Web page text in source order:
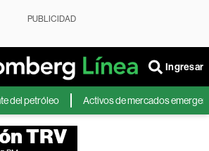
PUBLICIDAD
Ingresar
Activos de mercados emergentes caen
TRV